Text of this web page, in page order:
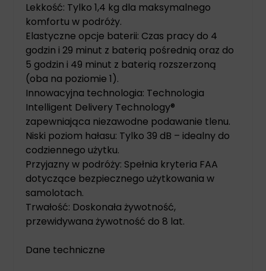
Lekkość: Tylko 1,4 kg dla maksymalnego
komfortu w podróży.
Elastyczne opcje baterii: Czas pracy do 4
godzin i 29 minut z baterią pośrednią oraz do
5 godzin i 49 minut z baterią rozszerzoną
(oba na poziomie 1).
Innowacyjna technologia: Technologia
Intelligent Delivery Technology®
zapewniająca niezawodne podawanie tlenu.
Niski poziom hałasu: Tylko 39 dB – idealny do
codziennego użytku.
Przyjazny w podróży: Spełnia kryteria FAA
dotyczące bezpiecznego użytkowania w
samolotach.
Trwałość: Doskonała żywotność,
przewidywana żywotność do 8 lat.
Dane techniczne